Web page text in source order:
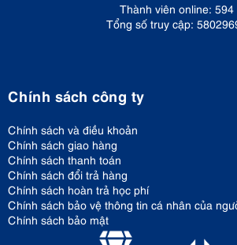
Thành viên online: 594
Tổng số truy cập:
Chính sách công ty
Chính sách và điều khoản
Chính sách giao hàng
Chính sách thanh toán
Chính sách đổi trả hàng
Chính sách hoàn trả học phí
Chính sách bảo vệ thông tin cá nhân của
Chính sách bảo mật